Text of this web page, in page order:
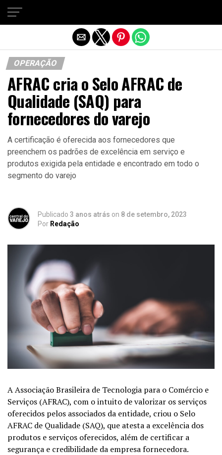
OPERAÇÃO
AFRAC cria o Selo AFRAC de
Qualidade (SAQ) para
fornecedores do varejo
A certificação é oferecida aos fornecedores que
preenchem os padrões de excelência em serviço e
produtos exigida pela entidade e encontrado em todo o
segmento do varejo
Publicado 3 anos atrás on 8 de setembro, 2023
Por Redação
A Associação Brasileira de Tecnologia para o Comércio e
Serviços (AFRAC), com o intuito de valorizar os serviços
oferecidos pelos associados da entidade, criou o Selo
AFRAC de Qualidade (SAQ), que atesta a excelência dos
produtos e serviços oferecidos, além de certificar a
segurança e credibilidade da empresafornecedora.